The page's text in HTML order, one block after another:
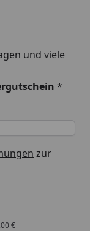
und viele
*
zur
€